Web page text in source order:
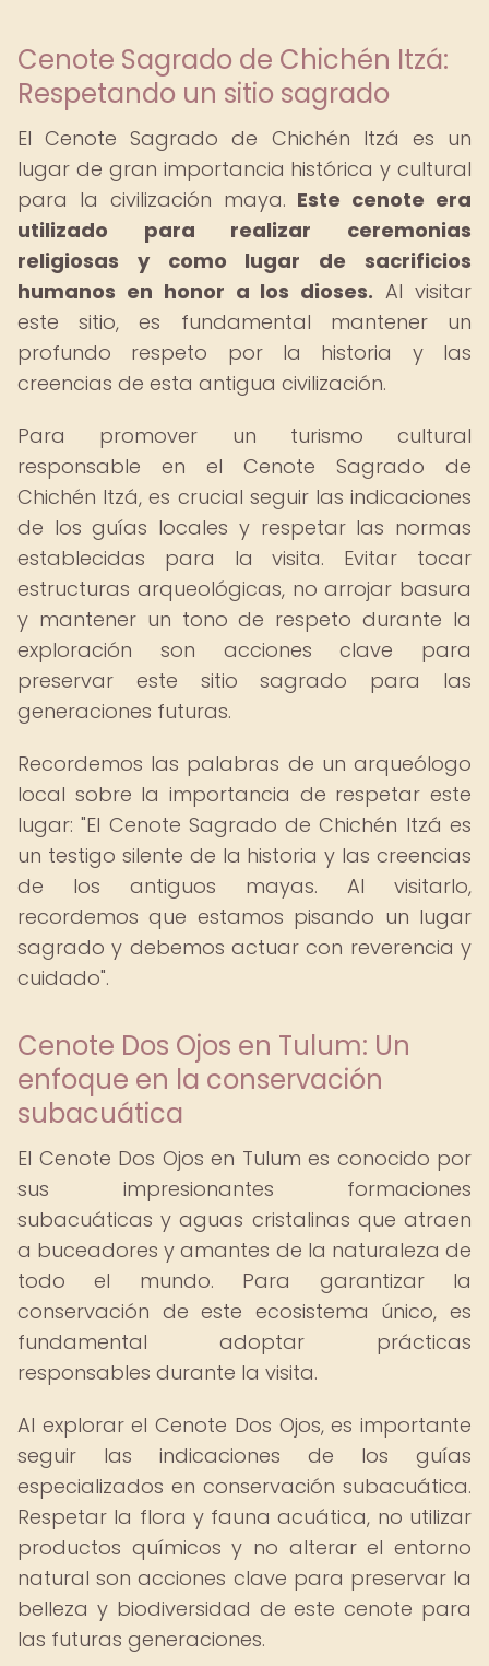
Cenote Sagrado de Chichén Itzá:
Respetando un sitio sagrado
El Cenote Sagrado de Chichén Itzá es un
lugar de gran importancia histórica y cultural
para la civilización maya. Este cenote era
utilizado para realizar ceremonias
religiosas y como lugar de sacrificios
humanos en honor a los dioses. Al visitar
este sitio, es fundamental mantener un
profundo respeto por la historia y las
creencias de esta antigua civilización.
Para promover un turismo cultural
responsable en el Cenote Sagrado de
Chichén Itzá, es crucial seguir las indicaciones
de los guías locales y respetar las normas
establecidas para la visita. Evitar tocar
estructuras arqueológicas, no arrojar basura
y mantener un tono de respeto durante la
exploración son acciones clave para
preservar este sitio sagrado para las
generaciones futuras.
Recordemos las palabras de un arqueólogo
local sobre la importancia de respetar este
lugar: "El Cenote Sagrado de Chichén Itzá es
un testigo silente de la historia y las creencias
de los antiguos mayas. Al visitarlo,
recordemos que estamos pisando un lugar
sagrado y debemos actuar con reverencia y
cuidado".
Cenote Dos Ojos en Tulum: Un
enfoque en la conservación
subacuática
El Cenote Dos Ojos en Tulum es conocido por
sus impresionantes formaciones
subacuáticas y aguas cristalinas que atraen
a buceadores y amantes de la naturaleza de
todo el mundo. Para garantizar la
conservación de este ecosistema único, es
fundamental adoptar prácticas
responsables durante la visita.
Al explorar el Cenote Dos Ojos, es importante
seguir las indicaciones de los guías
especializados en conservación subacuática.
Respetar la flora y fauna acuática, no utilizar
productos químicos y no alterar el entorno
natural son acciones clave para preservar la
belleza y biodiversidad de este cenote para
las futuras generaciones.